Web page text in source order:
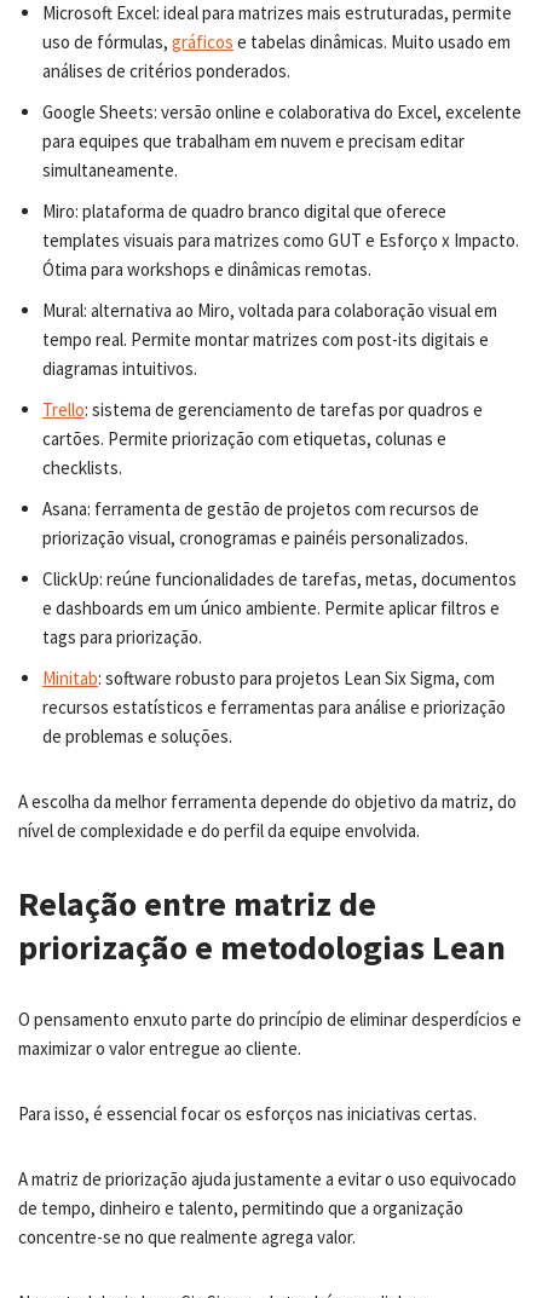
Microsoft Excel: ideal para matrizes mais estruturadas, permite
uso de fórmulas, gráficos e tabelas dinâmicas. Muito usado em
análises de critérios ponderados.
Google Sheets: versão online e colaborativa do Excel, excelente
para equipes que trabalham em nuvem e precisam editar
simultaneamente.
Miro: plataforma de quadro branco digital que oferece
templates visuais para matrizes como GUT e Esforço x Impacto.
Ótima para workshops e dinâmicas remotas.
Mural: alternativa ao Miro, voltada para colaboração visual em
tempo real. Permite montar matrizes com post-its digitais e
diagramas intuitivos.
Trello: sistema de gerenciamento de tarefas por quadros e
cartões. Permite priorização com etiquetas, colunas e
checklists.
Asana: ferramenta de gestão de projetos com recursos de
priorização visual, cronogramas e painéis personalizados.
ClickUp: reúne funcionalidades de tarefas, metas, documentos
e dashboards em um único ambiente. Permite aplicar filtros e
tags para priorização.
Minitab: software robusto para projetos Lean Six Sigma, com
recursos estatísticos e ferramentas para análise e priorização
de problemas e soluções.
A escolha da melhor ferramenta depende do objetivo da matriz, do
nível de complexidade e do perfil da equipe envolvida.
Relação entre matriz de
priorização e metodologias Lean
O pensamento enxuto parte do princípio de eliminar desperdícios e
maximizar o valor entregue ao cliente.
Para isso, é essencial focar os esforços nas iniciativas certas.
A matriz de priorização ajuda justamente a evitar o uso equivocado
de tempo, dinheiro e talento, permitindo que a organização
concentre-se no que realmente agrega valor.